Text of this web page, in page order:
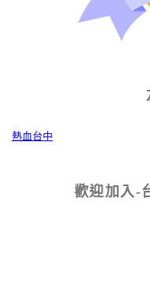
熱血台中
歡迎加入-